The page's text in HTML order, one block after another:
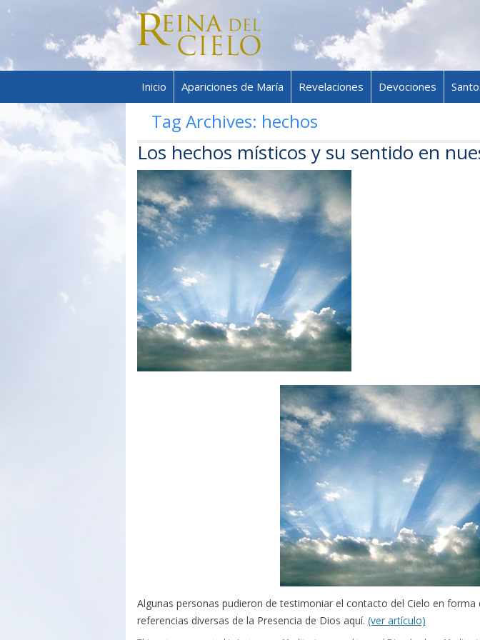
Inicio Apariciones de María Revelaciones Devociones
Tag Archives: hechos
Los hechos místicos y su sentido en
Algunas personas pudieron de testimoniar el contacto del Cielo en
referencias diversas de la Presencia de Dios aquí. (ver artículo)